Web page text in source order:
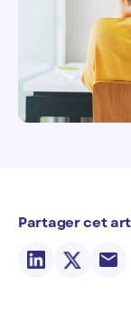
Partager cet